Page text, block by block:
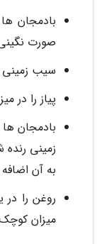
بادمجان
صورت
سیب زمینی
پیاز را در
بادمجان
زمینی
به آن
روغن را در
میزان